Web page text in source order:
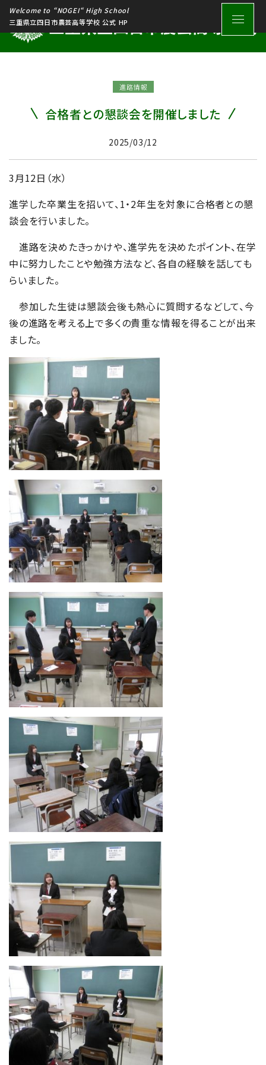
Welcome to “NOGEI“ High School
三重県立四日市農芸高等学校 公式 HP
進路情報
合格者との懇談会を開催しました
2025/03/12
3月12日（水）
進学した卒業生を招いて、1・2年生を対象に合格者との懇
談会を行いました。
進路を決めたきっかけや、進学先を決めたポイント、在学
中に努力したことや勉強方法など、各自の経験を話しても
らいました。
参加した生徒は懇談会後も熱心に質問するなどして、今
後の進路を考える上で多くの貴重な情報を得ることが出来
ました。